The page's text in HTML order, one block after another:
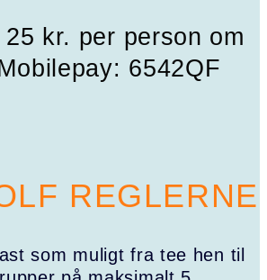
kr. per person om
6542QF
REGLERNE
som muligt fra tee hen til